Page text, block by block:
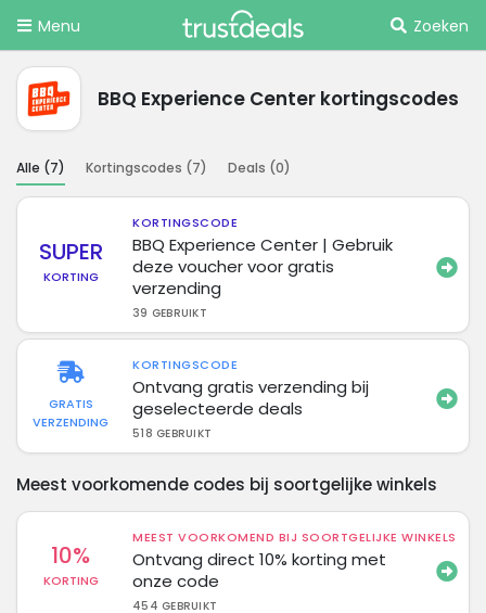
Menu Zoeken
BBQ Experience Center kortingscodes
Alle (7) Kortingscodes (7) Deals (0)
SUPER
KORTING
KORTINGSCODE
BBQ Experience Center | Gebruik
deze voucher voor gratis
verzending
39 GEBRUIKT
GRATIS
VERZENDING
KORTINGSCODE
Ontvang gratis verzending bij
geselecteerde deals
518 GEBRUIKT
Meest voorkomende codes bij soortgelijke winkels
10%
KORTING
MEEST VOORKOMEND BIJ SOORTGELIJKE WINKELS
Ontvang direct 10% korting met
onze code
454 GEBRUIKT